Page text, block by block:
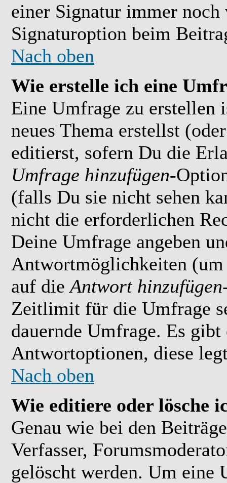
einer Signatur immer
Signaturoption beim
Nach oben
Wie erstelle ich eine
Eine Umfrage zu erstellen
neues Thema erstellst
editierst, sofern Du die
Umfrage hinzufügen-
(falls Du sie nicht sehen
nicht die erforderlichen
Deine Umfrage angeben
Antwortmöglichkeiten
auf dieAntwort hinzufügen
Zeitlimit für die Umfrage
dauernde Umfrage. Es
Antwortoptionen, diese
Nach oben
Wie editiere oder lösche
Genau wie bei den
Verfasser,
gelöscht werden. Um eine